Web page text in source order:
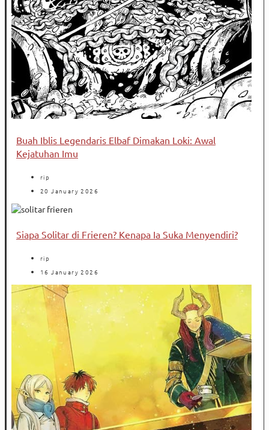
Buah Iblis Legendaris Elbaf Dimakan Loki: Awal
Kejatuhan Imu
rip
20 January 2026
Siapa Solitar di Frieren? Kenapa Ia Suka Menyendiri?
rip
16 January 2026